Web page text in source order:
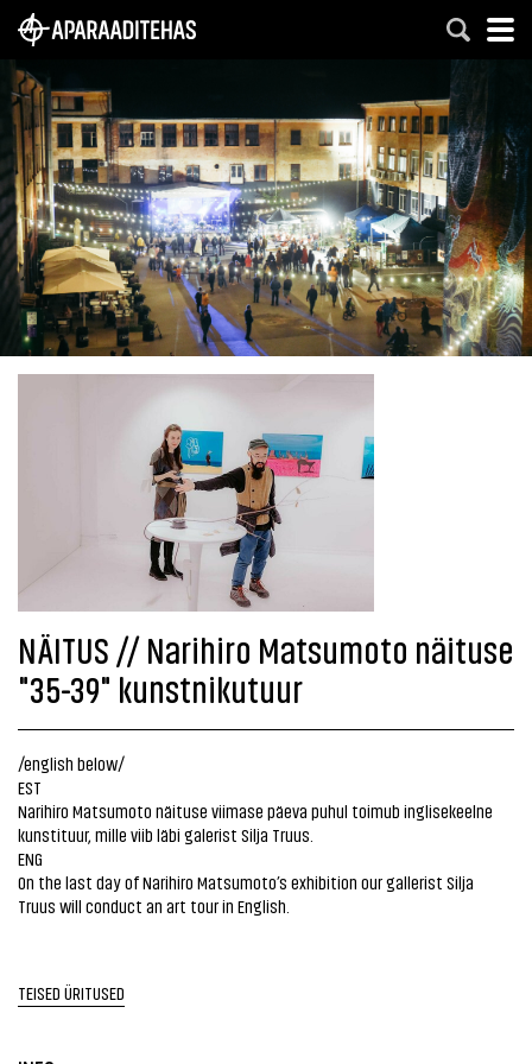
NÄITUS // Narihiro Matsumoto näituse
"35-39" kunstnikutuur
/english below/
EST
Narihiro Matsumoto näituse viimase päeva puhul toimub inglisekeelne
kunstituur, mille viib läbi galerist Silja Truus.
ENG
On the last day of Narihiro Matsumoto’s exhibition our gallerist Silja
Truus will conduct an art tour in English.
TEISED ÜRITUSED